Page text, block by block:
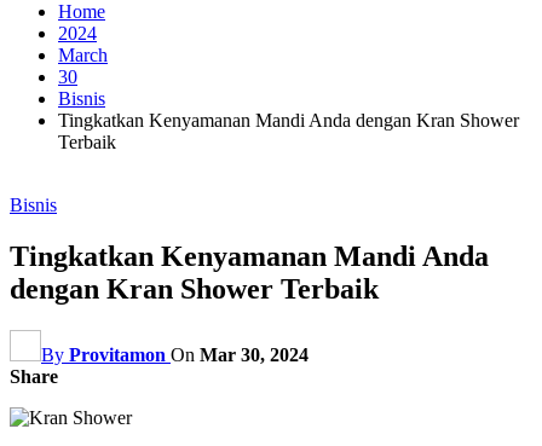
Home
2024
March
30
Bisnis
Tingkatkan Kenyamanan Mandi Anda dengan Kran Shower
Terbaik
Bisnis
Tingkatkan Kenyamanan Mandi Anda
dengan Kran Shower Terbaik
By Provitamon On Mar 30, 2024
Share